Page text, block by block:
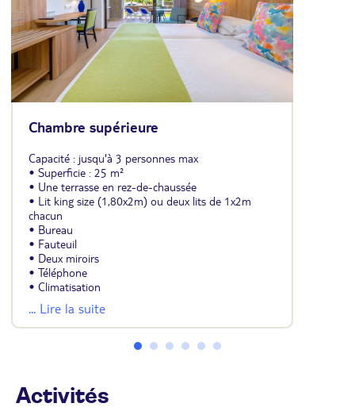
Chambre supérieure
Capacité : jusqu'à 3 personnes max
• Superficie : 25 m²
• Une terrasse en rez-de-chaussée
• Lit king size (1,80x2m) ou deux lits de 1x2m
chacun
• Bureau
• Fauteuil
• Deux miroirs
• Téléphone
• Climatisation
• Sèche-cheveux
• Miroir grossissant
• Douche ou baignoire
• Produits Costa Calero dans la salle de bain
• Satellite
• Chaînes internationales
... Lire la suite
Activités